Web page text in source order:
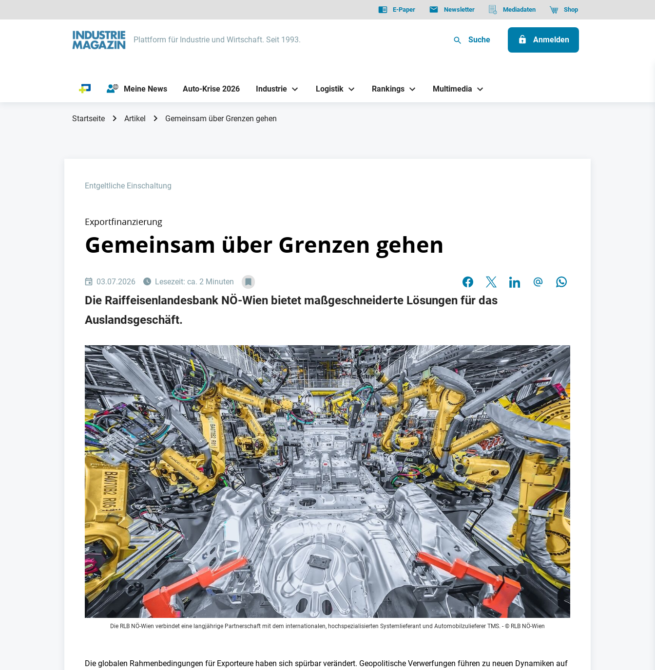
E-Paper Newsletter Mediadaten Shop
Plattform für Industrie und Wirtschaft. Seit 1993. Suche Anmelden
Meine News Auto-Krise 2026 Industrie Logistik Rankings Multimedia
Startseite Artikel Gemeinsam über Grenzen gehen
Entgeltliche Einschaltung
Exportfinanzierung
Gemeinsam über Grenzen gehen
03.07.2026 Lesezeit: ca. 2 Minuten
Die Raiffeisenlandesbank NÖ-Wien bietet maßgeschneiderte Lösungen für das
Auslandsgeschäft.
Die RLB NÖ-Wien verbindet eine langjährige Partnerschaft mit dem internationalen, hochspezialisierten Systemlieferant und Automobilzulieferer TMS. - © RLB NÖ-Wien
Die globalen Rahmenbedingungen für Exporteure haben sich spürbar verändert. Geopolitische Verwerfungen führen zu neuen Dynamiken auf